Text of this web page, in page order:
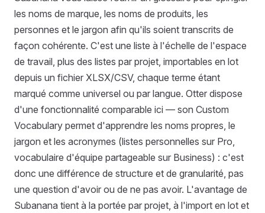
les noms de marque, les noms de produits, les
personnes et le jargon afin qu'ils soient transcrits de
façon cohérente. C'est une liste à l'échelle de l'espace
de travail, plus des listes par projet, importables en lot
depuis un fichier XLSX/CSV, chaque terme étant
marqué comme universel ou par langue. Otter dispose
d'une fonctionnalité comparable ici — son Custom
Vocabulary permet d'apprendre les noms propres, le
jargon et les acronymes (listes personnelles sur Pro,
vocabulaire d'équipe partageable sur Business) : c'est
donc une différence de structure et de granularité, pas
une question d'avoir ou de ne pas avoir. L'avantage de
Subanana tient à la portée par projet, à l'import en lot et